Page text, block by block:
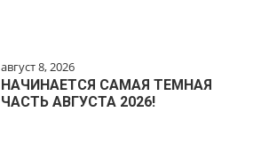
август 8, 2026
НАЧИНАЕТСЯ САМАЯ ТЕМНАЯ
ЧАСТЬ АВГУСТА 2026!